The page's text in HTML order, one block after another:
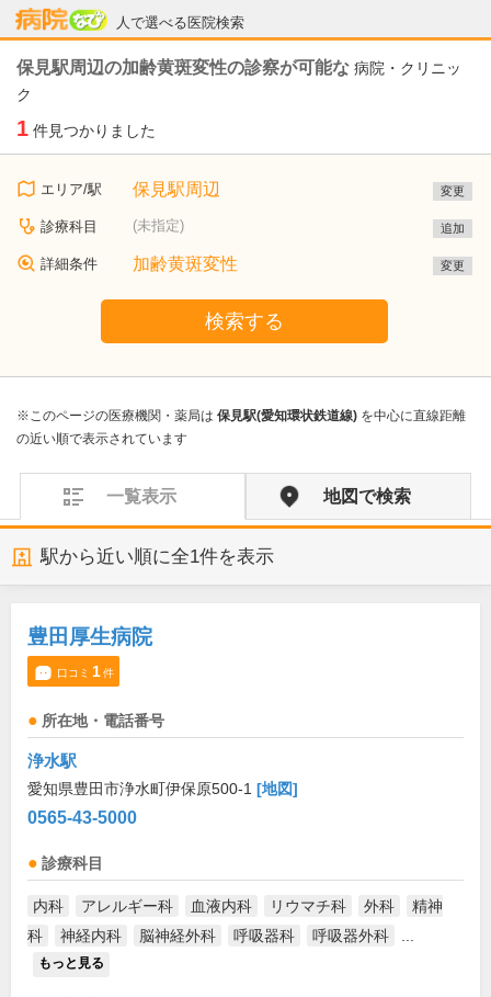
人で選べる医院検索
病院なび
保見駅周辺の加齢黄斑変性の診察が可能な 病院・クリニッ
ク
1 件見つかりました
エリア/駅 保見駅周辺 変更
診療科目 (未指定) 追加
詳細条件 加齢黄斑変性 変更
検索する
※このページの医療機関・薬局は 保見駅(愛知環状鉄道線) を中心に直線距離
の近い順で表示されています
一覧表示 地図で検索
駅から近い順に全1件を表示
豊田厚生病院
口コミ 1件
所在地・電話番号
浄水駅
愛知県豊田市浄水町伊保原500-1 [地図]
0565-43-5000
診療科目
内科 アレルギー科 血液内科 リウマチ科 外科
精神
科
神経内科 脳神経外科 呼吸器科 呼吸器外科
もっと見る